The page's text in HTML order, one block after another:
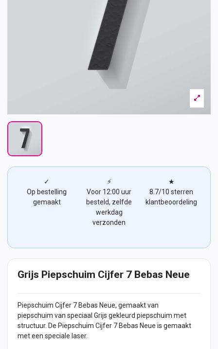
✓
Op bestelling
gemaakt
⚡
Voor 12:00 uur
besteld, zelfde
werkdag
verzonden
★
8.7/10 sterren
klantbeoordeling
Grijs Piepschuim Cijfer 7 Bebas Neue
Piepschuim Cijfer 7 Bebas Neue, gemaakt van
piepschuim van speciaal Grijs gekleurd piepschuim met
structuur. De Piepschuim Cijfer 7 Bebas Neue is gemaakt
met een speciale laser.